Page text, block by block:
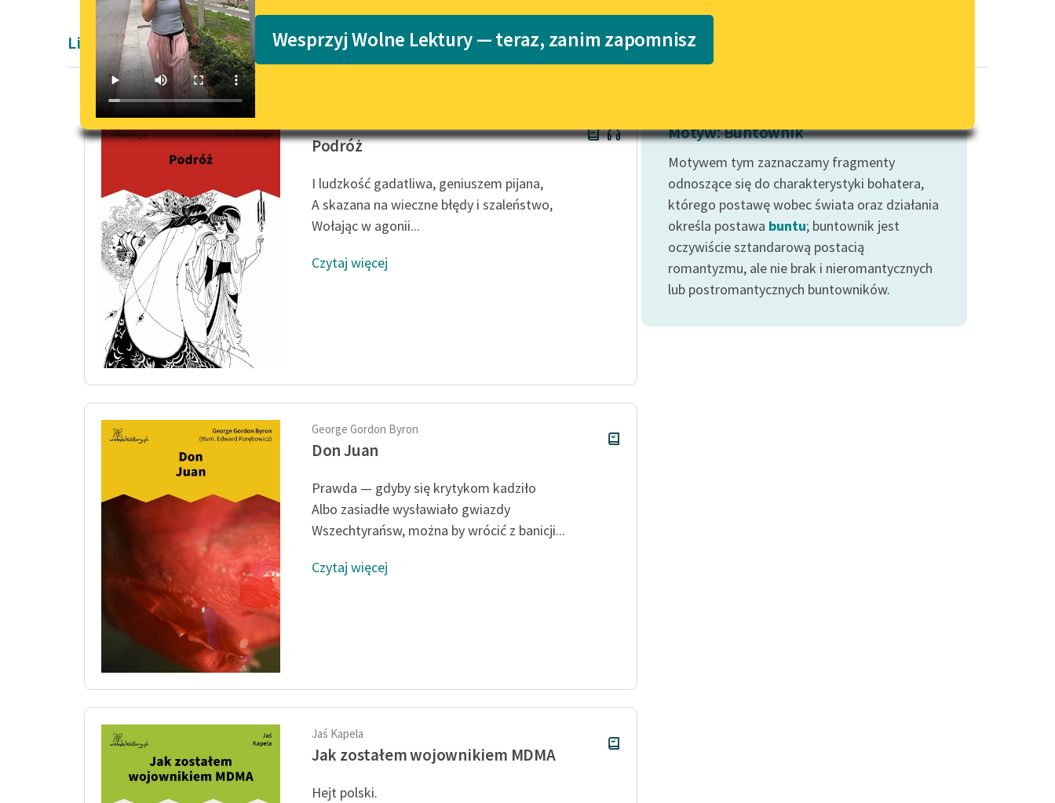
Lektury szkolne i klasyka
literatury do słuchania dla
E-kolekcja lektur szkolnych i
literatury do słuchania dla
niepełnosprawnościami
Feministyczne inspiracje.
Popularyzacja skandynawskiej
Katalog
Katalog w formacie PDF
wrażliwych
Deklaracja dostępności
Wesprzyj Wolne Lektury — teraz, zanim zapomnisz
Liryka
Podróż
I ludzkość gadatliwa, geniuszem pijana,
A skazana na wieczne błędy i szaleństwo,
Wołając w agonii...
Czytaj więcej
George Gordon Byron
Don Juan
Prawda — gdyby się krytykom kadziło
Albo zasiadłe wysławiało gwiazdy
Wszechtyrańsw, można by wrócić z banicji...
Czytaj więcej
Jaś Kapela
Jak zostałem wojownikiem MDMA
Hejt polski.
Motyw: Buntownik
Motywem tym zaznaczamy fragmenty
odnoszące się do charakterystyki bohatera,
którego postawę wobec świata oraz działania
określa postawa buntu; buntownik jest
oczywiście sztandarową postacią
romantyzmu, ale nie brak i nieromantycznych
lub postromantycznych buntowników.